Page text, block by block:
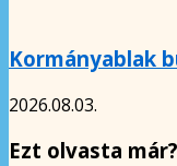
Kormányablak
2026.08.03.
Ezt olvasta már?